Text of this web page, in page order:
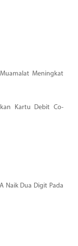
Meningkat
Kartu Debit Co-
Naik Dua Digit Pada